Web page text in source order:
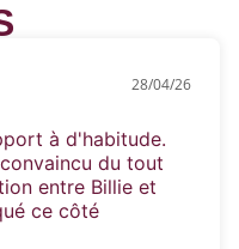
28/04/26
à d'habitude.
du tout
entre Billie et
ce côté